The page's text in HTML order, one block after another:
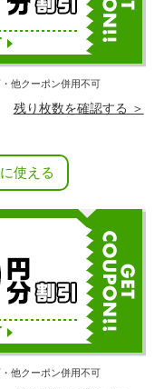
他クーポン併用不可
残り枚数を確認する ＞
使える
他クーポン併用不可